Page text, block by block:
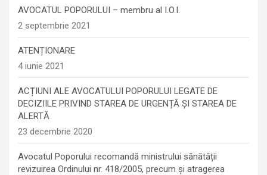
AVOCATUL POPORULUI – membru al I.O.I.
2 septembrie 2021
ATENȚIONARE
4 iunie 2021
ACȚIUNI ALE AVOCATULUI POPORULUI LEGATE DE
DECIZIILE PRIVIND STAREA DE URGENȚĂ ȘI STAREA DE
ALERTĂ
23 decembrie 2020
Avocatul Poporului recomandă ministrului sănătății
revizuirea Ordinului nr. 418/2005, precum și atragerea